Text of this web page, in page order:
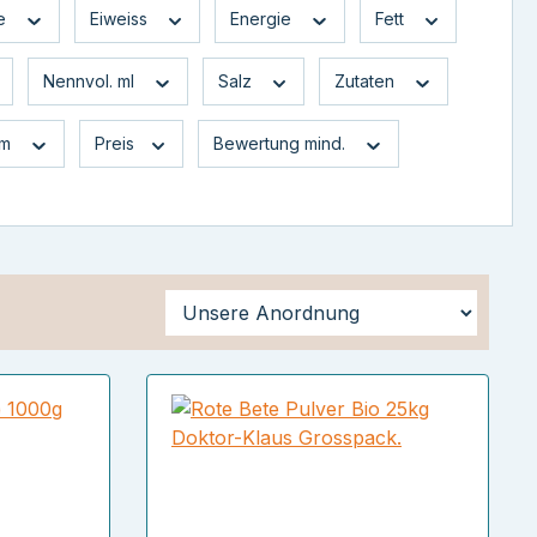
Eiweiss Energie Fett
Nennvol. ml Salz Zutaten
Preis Bewertung mind.